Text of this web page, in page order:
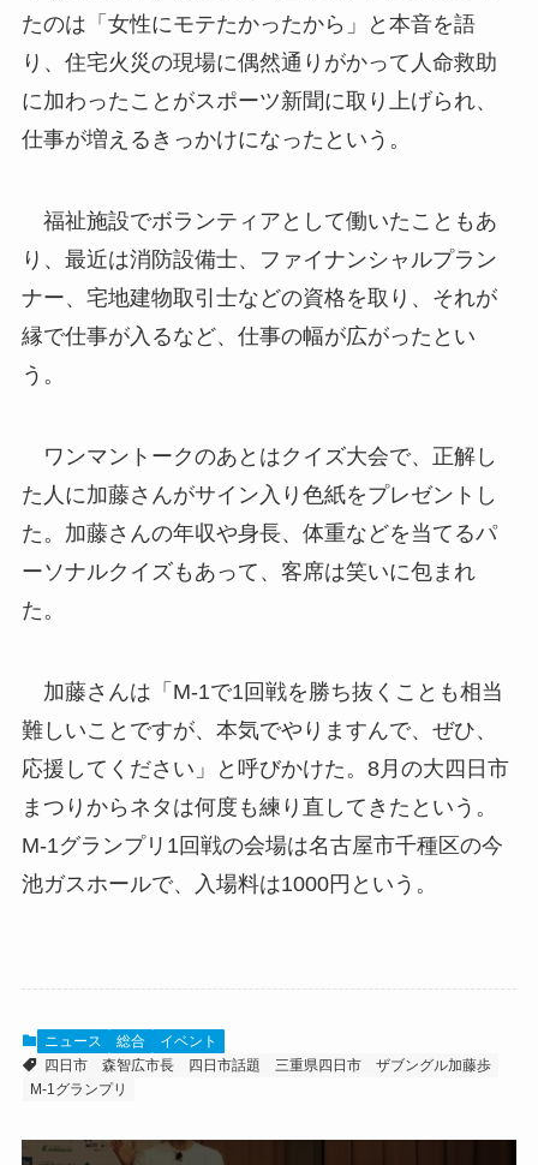
たのは「女性にモテたかったから」と本音を語
り、住宅火災の現場に偶然通りがかって人命救助
に加わったことがスポーツ新聞に取り上げられ、
仕事が増えるきっかけになったという。
福祉施設でボランティアとして働いたこともあ
り、最近は消防設備士、ファイナンシャルプラン
ナー、宅地建物取引士などの資格を取り、それが
縁で仕事が入るなど、仕事の幅が広がったとい
う。
ワンマントークのあとはクイズ大会で、正解し
た人に加藤さんがサイン入り色紙をプレゼントし
た。加藤さんの年収や身長、体重などを当てるパ
ーソナルクイズもあって、客席は笑いに包まれ
た。
加藤さんは「M-1で1回戦を勝ち抜くことも相当
難しいことですが、本気でやりますんで、ぜひ、
応援してください」と呼びかけた。8月の大四日市
まつりからネタは何度も練り直してきたという。
M-1グランプリ1回戦の会場は名古屋市千種区の今
池ガスホールで、入場料は1000円という。
ニュース 総合
イベント
四日市
森智広市長 四日市話題 三重県四日市
ザブングル加藤歩
M-1グランプリ